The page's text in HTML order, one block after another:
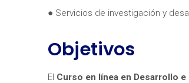
● Servicios de investigación y
Objetivos
El Curso en línea en Desarrollo